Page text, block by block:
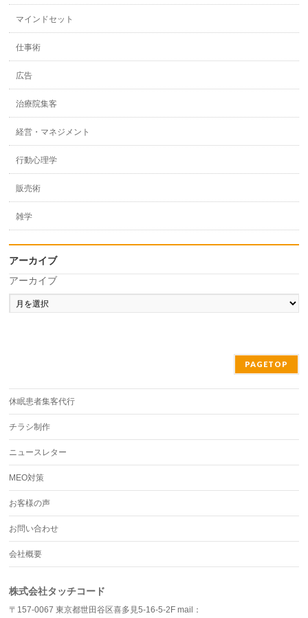
マインドセット
仕事術
広告
治療院集客
経営・マネジメント
行動心理学
販売術
雑学
アーカイブ
アーカイブ
PAGETOP
休眠患者集客代行
チラシ制作
ニュースレター
MEO対策
お客様の声
お問い合わせ
会社概要
株式会社タッチコード
〒157-0067 東京都世田谷区喜多見5-16-5-2F mail：